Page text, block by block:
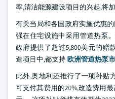
率,清洁能源建设项目的兴起,将加
有关当局和各国政府实施优惠
强在住宅设施中采用管道热泵
政府提供了超过5,800美元的赠
造项目中,都支持欧洲管道热泵
此外,奥地利还推行了一项补贴
可支付其费用的20%,改造费用